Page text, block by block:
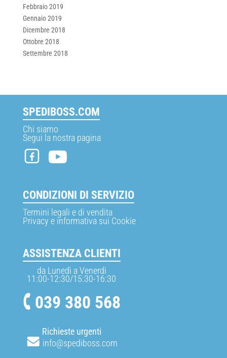
Febbraio 2019
Gennaio 2019
Dicembre 2018
Ottobre 2018
Settembre 2018
SPEDIBOSS.COM
Chi siamo
Segui la nostra pagina
CONDIZIONI DI SERVIZIO
Termini legali e di vendita
Privacy e informativa sui Cookie
ASSISTENZA CLIENTI
da Lunedì a Venerdì
11:00-12:30/15:30-16:30
039 380 568
Richieste urgenti
info@spediboss.com